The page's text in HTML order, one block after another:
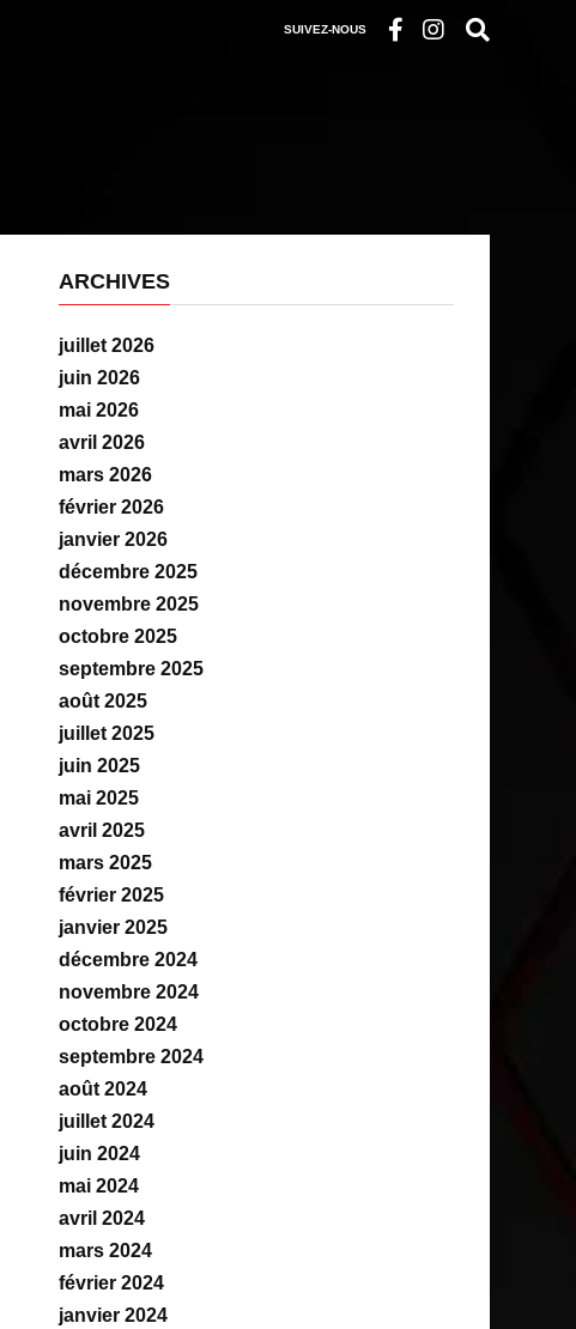
SUIVEZ-NOUS
ARCHIVES
juillet 2026
juin 2026
mai 2026
avril 2026
mars 2026
février 2026
janvier 2026
décembre 2025
novembre 2025
octobre 2025
septembre 2025
août 2025
juillet 2025
juin 2025
mai 2025
avril 2025
mars 2025
février 2025
janvier 2025
décembre 2024
novembre 2024
octobre 2024
septembre 2024
août 2024
juillet 2024
juin 2024
mai 2024
avril 2024
mars 2024
février 2024
janvier 2024